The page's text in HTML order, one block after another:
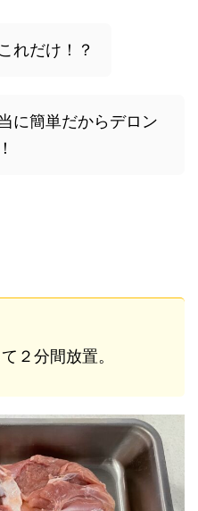
れだけ！？
に簡単だからデロン
２分間放置。